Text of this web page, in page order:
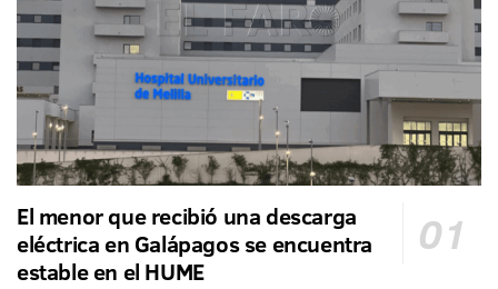
El menor que recibió una descarga
eléctrica en Galápagos se encuentra
estable en el HUME